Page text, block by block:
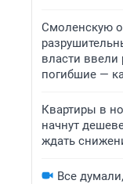
Смоленскую
власти
погибшие —
Квартиры в
начнут
ждать
Все